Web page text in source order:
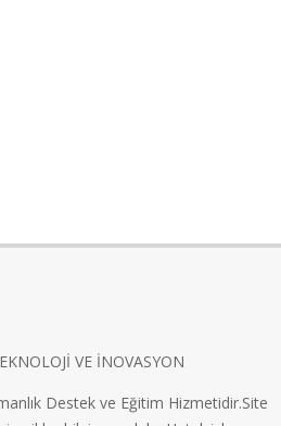
VE İNOVASYON
Destek ve Eğitim Hizmetidir.Site